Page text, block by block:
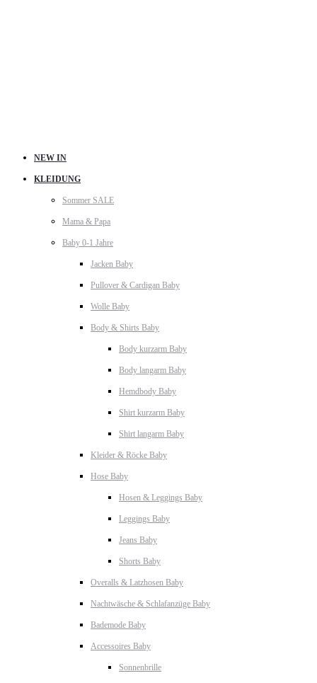
NEW IN
KLEIDUNG
Sommer SALE
Mama & Papa
Baby 0-1 Jahre
Jacken Baby
Pullover & Cardigan Baby
Wolle Baby
Body & Shirts Baby
Body kurzarm Baby
Body langarm Baby
Hemdbody Baby
Shirt kurzarm Baby
Shirt langarm Baby
Kleider & Röcke Baby
Hose Baby
Hosen & Leggings Baby
Leggings Baby
Jeans Baby
Shorts Baby
Overalls & Latzhosen Baby
Nachtwäsche & Schlafanzüge Baby
Bademode Baby
Accessoires Baby
Sonnenbrille